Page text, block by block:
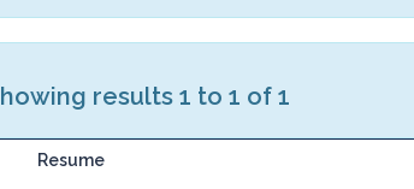
results 1 to 1 of 1
Resume